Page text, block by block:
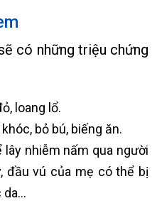
có những triệu chứng
loang lổ.
bỏ bú, biếng ăn.
nhiễm nấm qua người
đầu vú của mẹ có thể bị
da…